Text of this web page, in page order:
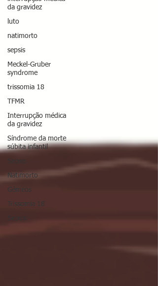
da gravidez
luto
natimorto
sepsis
Meckel-Gruber
syndrome
trissomia 18
TFMR
Interrupção médica
da gravidez
Síndrome da morte
súbita infantil
Natimorto
Gémeos
Trissomia 18